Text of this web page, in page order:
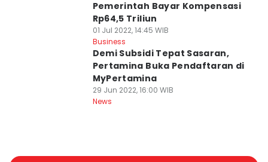
Pemerintah Bayar Kompensasi
Rp64,5 Triliun
01 Jul 2022, 14:45 WIB
Business
Demi Subsidi Tepat Sasaran,
Pertamina Buka Pendaftaran di
MyPertamina
29 Jun 2022, 16:00 WIB
News